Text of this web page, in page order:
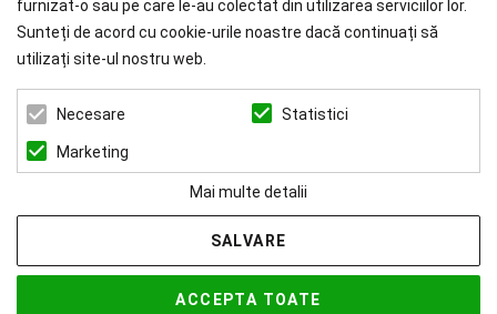
Livrare Gratuităpentru Comenzile mai mari de 1000 RON.
ZEN ART SERVICES SRL
CUI: 39022519
© 2026 Paisi Powered byblugento
furnizat-o sau pe care le-au colectat din utilizarea serviciilor lor.
Sunteți de acord cu cookie-urile noastre dacă continuați să
utilizați site-ul nostru web.
Necesare Statistici
Marketing
Mai multe detalii
SALVARE
ACCEPTA TOATE